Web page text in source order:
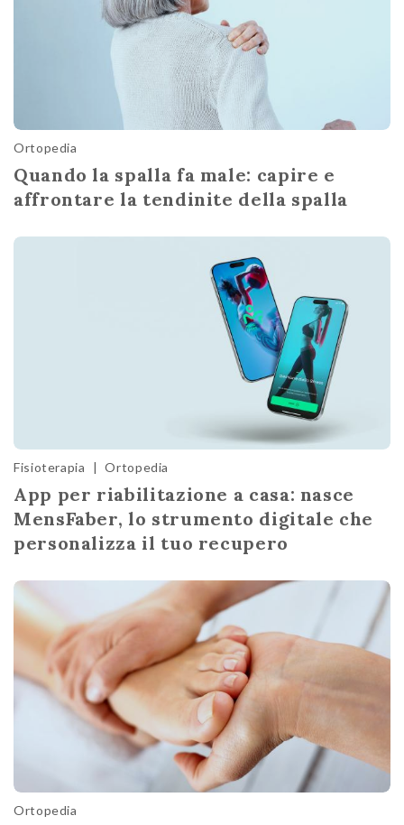
Ortopedia
Quando la spalla fa male: capire e
affrontare la tendinite della spalla
Fisioterapia | Ortopedia
App per riabilitazione a casa: nasce
MensFaber, lo strumento digitale che
personalizza il tuo recupero
Ortopedia